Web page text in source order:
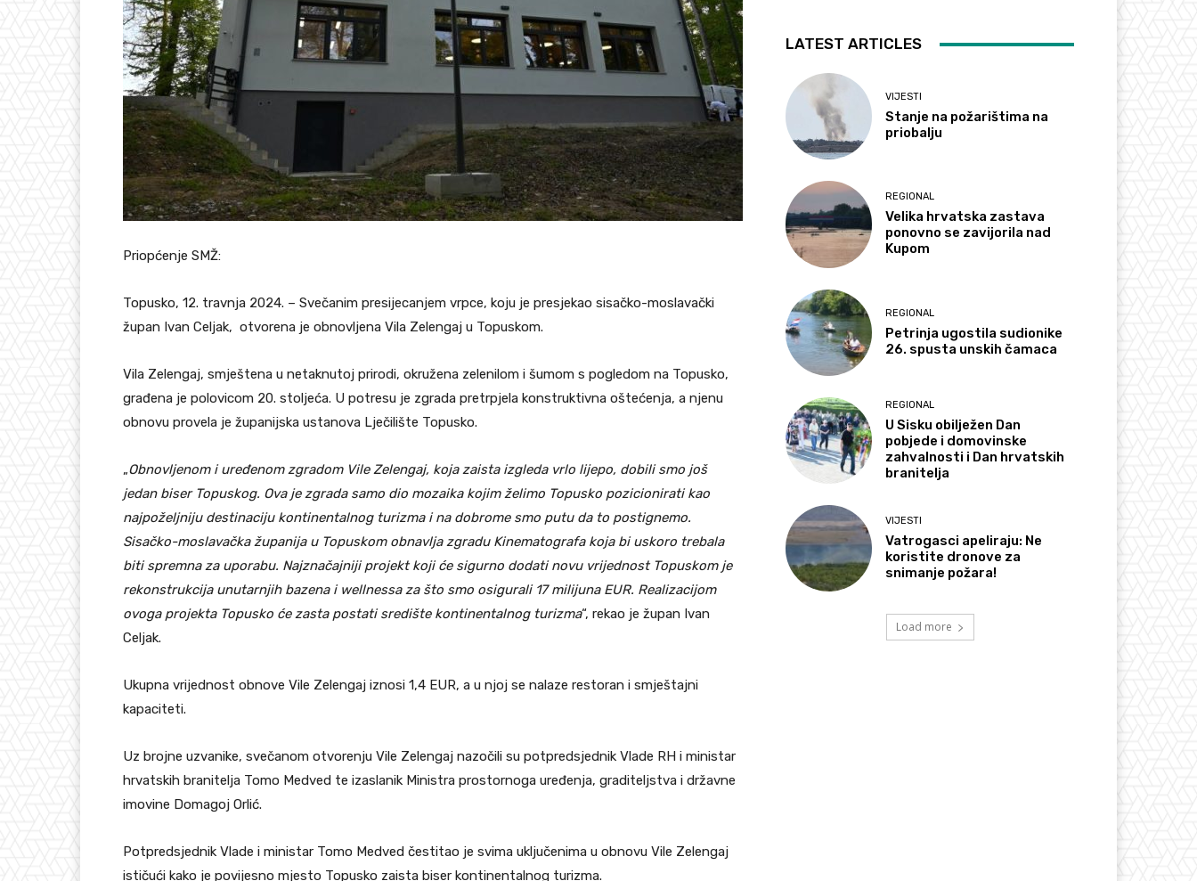
Priopćenje SMŽ:
Topusko, 12. travnja 2024. – Svečanim presijecanjem vrpce, koju je presjekao sisačko-moslavački
župan Ivan Celjak, otvorena je obnovljena Vila Zelengaj u Topuskom.
Vila Zelengaj, smještena u netaknutoj prirodi, okružena zelenilom i šumom s pogledom na Topusko,
građena je polovicom 20. stoljeća. U potresu je zgrada pretrpjela konstruktivna oštećenja, a njenu
obnovu provela je županijska ustanova Lječilište Topusko.
„Obnovljenom i uređenom zgradom Vile Zelengaj, koja zaista izgleda vrlo lijepo, dobili smo još
jedan biser Topuskog. Ova je zgrada samo dio mozaika kojim želimo Topusko pozicionirati kao
najpoželjniju destinaciju kontinentalnog turizma i na dobrome smo putu da to postignemo.
Sisačko-moslavačka županija u Topuskom obnavlja zgradu Kinematografa koja bi uskoro trebala
biti spremna za uporabu. Najznačajniji projekt koji će sigurno dodati novu vrijednost Topuskom je
rekonstrukcija unutarnjih bazena i wellnessa za što smo osigurali 17 milijuna EUR. Realizacijom
ovoga projekta Topusko će zasta postati središte kontinentalnog turizma“, rekao je župan Ivan
Celjak.
Ukupna vrijednost obnove Vile Zelengaj iznosi 1,4 EUR, a u njoj se nalaze restoran i smještajni
kapaciteti.
Uz brojne uzvanike, svečanom otvorenju Vile Zelengaj nazočili su potpredsjednik Vlade RH i ministar
hrvatskih branitelja Tomo Medved te izaslanik Ministra prostornoga uređenja, graditeljstva i državne
imovine Domagoj Orlić.
Potpredsjednik Vlade i ministar Tomo Medved čestitao je svima uključenima u obnovu Vile Zelengaj
ističući kako je povijesno mjesto Topusko zaista biser kontinentalnog turizma.
LATEST ARTICLES
VIJESTI
Stanje na požarištima na
priobalju
REGIONAL
Velika hrvatska zastava
ponovno se zavijorila nad
Kupom
REGIONAL
Petrinja ugostila sudionike
26. spusta unskih čamaca
REGIONAL
U Sisku obilježen Dan
pobjede i domovinske
zahvalnosti i Dan hrvatskih
branitelja
VIJESTI
Vatrogasci apeliraju: Ne
koristite dronove za
snimanje požara!
Load more